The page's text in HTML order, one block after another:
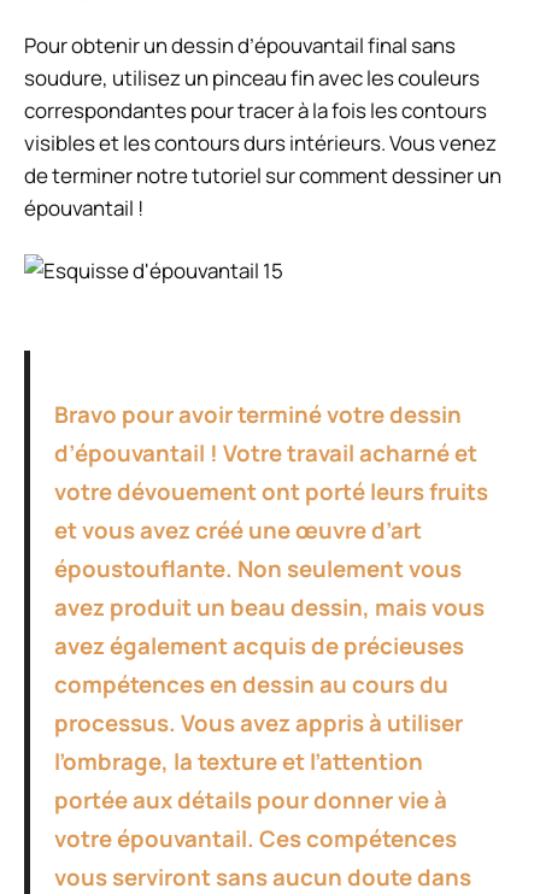
Pour obtenir un dessin d’épouvantail final sans
soudure, utilisez un pinceau fin avec les couleurs
correspondantes pour tracer à la fois les contours
visibles et les contours durs intérieurs. Vous venez
de terminer notre tutoriel sur comment dessiner un
épouvantail !
Bravo pour avoir terminé votre dessin
d’épouvantail ! Votre travail acharné et
votre dévouement ont porté leurs fruits
et vous avez créé une œuvre d’art
époustouflante. Non seulement vous
avez produit un beau dessin, mais vous
avez également acquis de précieuses
compétences en dessin au cours du
processus. Vous avez appris à utiliser
l’ombrage, la texture et l’attention
portée aux détails pour donner vie à
votre épouvantail. Ces compétences
vous serviront sans aucun doute dans